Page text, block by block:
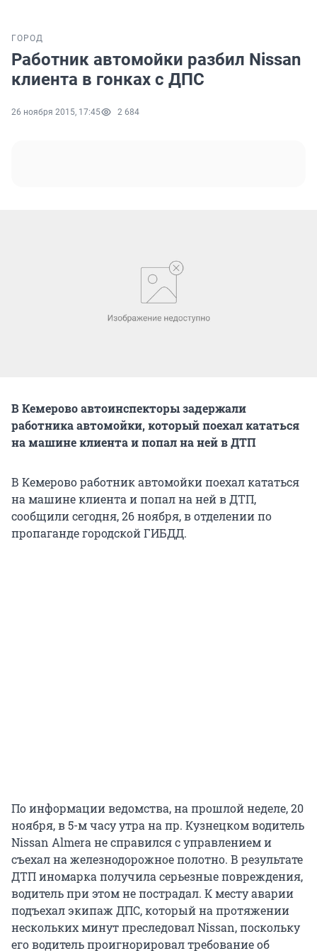
ГОРОД
Работник автомойки разбил Nissan
клиента в гонках с ДПС
26 ноября 2015, 17:45 2 684
В Кемерово автоинспекторы задержали
работника автомойки, который поехал кататься
на машине клиента и попал на ней в ДТП
В Кемерово работник автомойки поехал кататься
на машине клиента и попал на ней в ДТП,
сообщили сегодня, 26 ноября, в отделении по
пропаганде городской ГИБДД.
По информации ведомства, на прошлой неделе, 20
ноября, в 5-м часу утра на пр. Кузнецком водитель
Nissan Almera не справился с управлением и
съехал на железнодорожное полотно. В результате
ДТП иномарка получила серьезные повреждения,
водитель при этом не пострадал. К месту аварии
подъехал экипаж ДПС, который на протяжении
нескольких минут преследовал Nissan, поскольку
его водитель проигнорировал требование об